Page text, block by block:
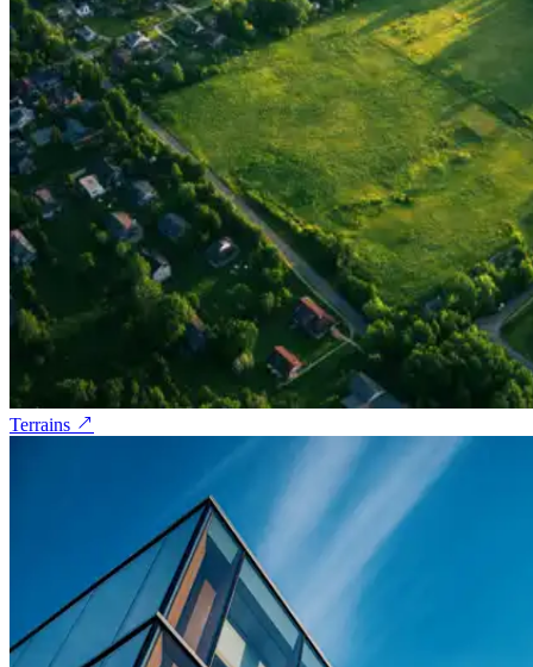
Terrains